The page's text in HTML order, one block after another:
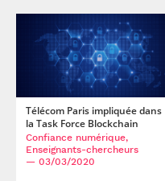
Télécom Paris impliquée dans
la Task Force Blockchain
Confiance numérique,
Enseignants-chercheurs
— 03/03/2020